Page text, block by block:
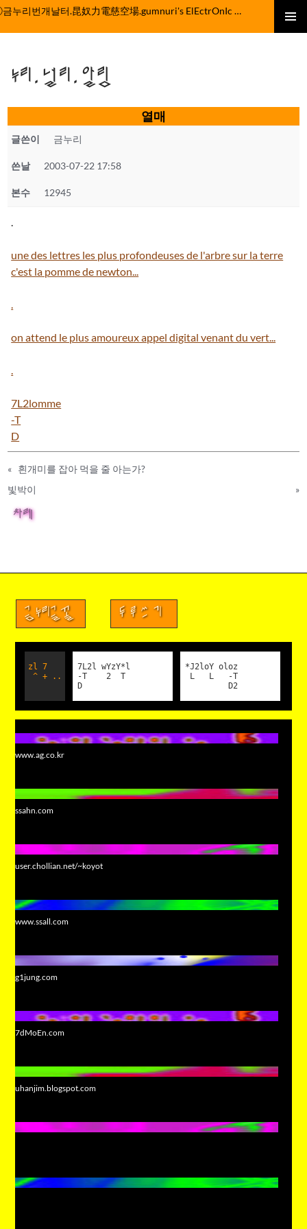
컨
뛰
기
ⓒ금누리번개날터.昆奴力電慈空場.gumnuri's ElEctrOnIc fActOrY
누리.널리.알림
열매
글쓴이 금누리
쓴날 2003-07-22 17:58
본수 12945
.
une des lettres les plus profondeuses de l'arbre sur la terre
c'est la pomme de newton...
.
on attend le plus amoureux appel digital venant du vert...
.
7L2lomme
-T
D
« 흰개미를 잡아 먹을 줄 아는가?
빛박이
»
차례
금누리글꼴 두루쓰기
zl 7
^ + ..
7L2l wYzY*l
-T 2 T
D
*J2loY oloz
L L -T
D2
www.ag.co.kr
ssahn.com
user.chollian.net/~koyot
www.ssall.com
g1jung.com
7dMoEn.com
uhanjim.blogspot.com